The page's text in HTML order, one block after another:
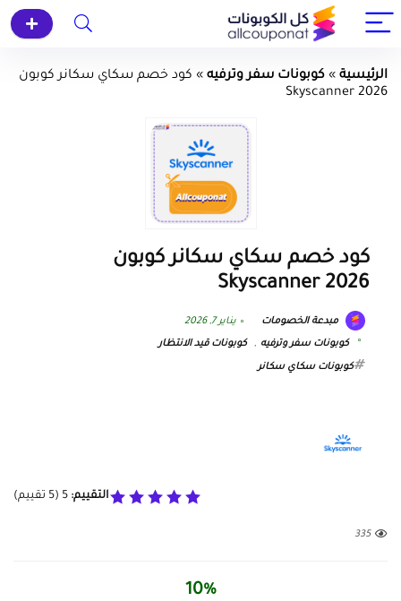
الرئيسية » كوبونات سفر وترفيه » كود خصم سكاي سكانر كوبون
Skyscanner 2026
كود خصم سكاي سكانر كوبون
Skyscanner 2026
مبدعة الخصومات يناير 7, 2026
كوبونات سفر وترفيه , كوبونات قيد الانتظار
كوبونات سكاي سكانر
التقييم: 5
(
5 تقييم)
335
10%